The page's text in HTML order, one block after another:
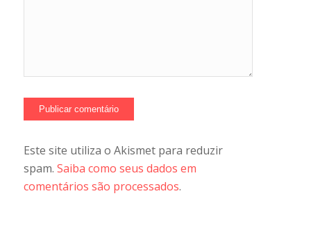
Este site utiliza o Akismet para reduzir
spam. Saiba como seus dados em
comentários são processados.